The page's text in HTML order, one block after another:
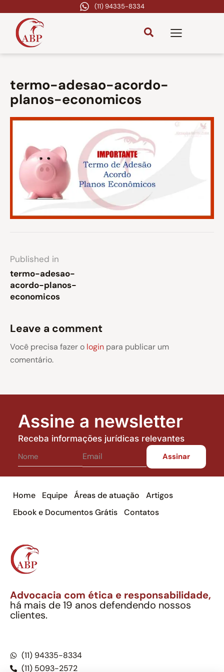
(11) 94335-8334
termo-adesao-acordo-
planos-economicos
Published in
termo-adesao-
acordo-planos-
economicos
Leave a comment
Você precisa fazer o login para publicar um
comentário.
Assine a newsletter
Receba informações jurídicas relevantes
Home Equipe Áreas de atuação
Artigos
Ebook e Documentos Grátis
Contatos
Advocacia com ética e responsabilidade,
há mais de 19 anos defendendo nossos
clientes.
(11) 94335-8334
(11) 5093-2572